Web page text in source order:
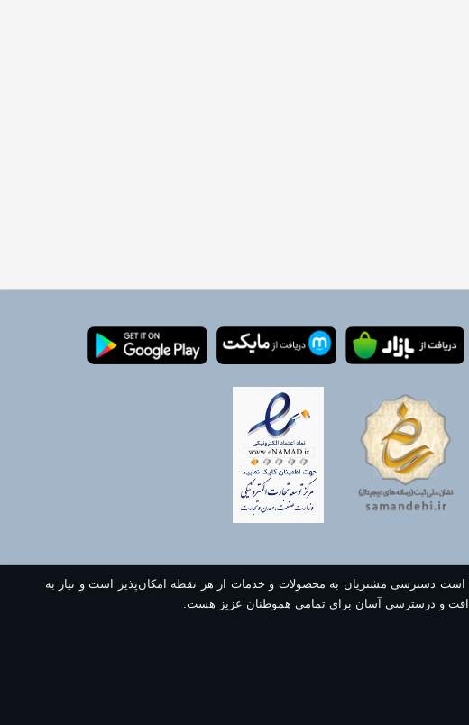
است دسترسی مشتریان به محصولات و خدمات از هر نقطه امکان‌پذیر است و نیاز به
و درسترسی آسان برای تمامی هموطنان عزیز هست.